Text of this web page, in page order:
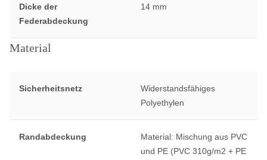
Dicke der
Federabdeckung
14 mm
Material
Sicherheitsnetz
Widerstandsfähiges
Polyethylen
Randabdeckung
Material: Mischung aus PVC
und PE (PVC 310g/m2 + PE